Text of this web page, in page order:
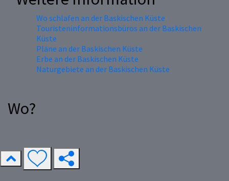
Wo schlafen an der Baskischen Küste
Touristeninformationsbüros an der Baskischen
Küste
Pläne an der Baskischen Küste
Erbe an der Baskischen Küste
Naturgebiete an der Baskischen Küste
Wo?